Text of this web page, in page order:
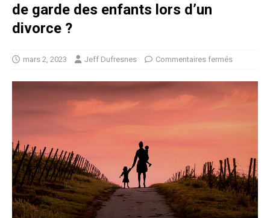
de garde des enfants lors d’un
divorce ?
mars 2, 2023 Jeff Dufresnes Commentaires fermés